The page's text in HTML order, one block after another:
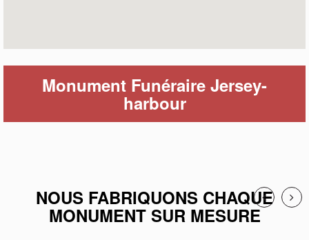
Monument Funéraire Jersey-
harbour
NOUS FABRIQUONS CHAQUE
MONUMENT SUR MESURE